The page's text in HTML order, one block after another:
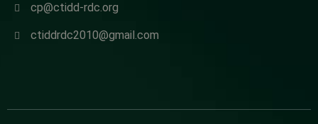
cp@ctidd-rdc.org
ctiddrdc2010@gmail.com